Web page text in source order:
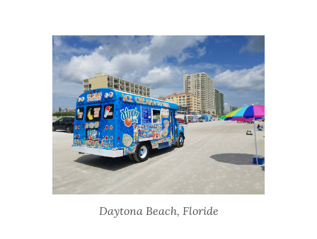
Daytona Beach, Floride